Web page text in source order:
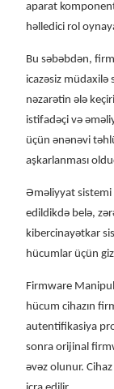
aparat
həlledici rol
Bu səbəbdən,
icazəsiz
nəzarətin ələ
istifadəçi və
üçün ənənəvi
aşkarlanması
Əməliyyat sistemi
edildikdə belə,
kibercinayətkar
hücumlar üçün
Firmware
hücum cihazın
autentifikasiya
sonra orijinal
əvəz olunur.